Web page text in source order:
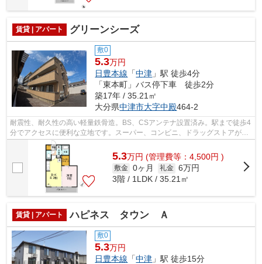
賃貸 | アパート グリーンシーズ
敷0
5.3万円
日豊本線 「中津 」駅 徒歩4分
「東本町」バス停下車 徒歩2分
築17年 / 35.21㎡
大分県中津市大字中殿464-2
耐震性、耐久性の高い軽量鉄骨造。BS、CSアンテナ設置済み。駅まで徒歩4
分でアクセスに便利な立地です。スーパー、コンビニ、ドラッグストアが近
くにあります。好条件のインターネット...
5.3万円 (管理費等：4,500円 )
敷金 0ヶ月 礼金 6万円
3階 / 1LDK / 35.21㎡
賃貸 | アパート ハピネス タウン Ａ
敷0
5.3万円
日豊本線 「中津 」駅 徒歩15分